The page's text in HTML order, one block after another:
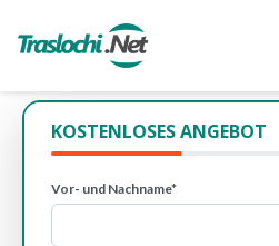
KOSTENLOSES ANGEBOT
Vor- und Nachname*